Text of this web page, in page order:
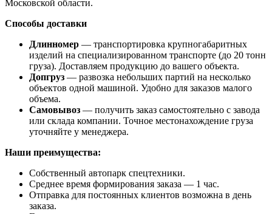
Московской области.
Способы доставки
Длинномер — транспортировка крупногабаритных
изделий на специализированном транспорте (до 20 тонн
груза). Доставляем продукцию до вашего объекта.
Допгруз — развозка небольших партий на несколько
объектов одной машиной. Удобно для заказов малого
объема.
Самовывоз — получить заказ самостоятельно с завода
или склада компании. Точное местонахождение груза
уточняйте у менеджера.
Наши преимущества:
Собственный автопарк спецтехники.
Среднее время формирования заказа — 1 час.
Отправка для постоянных клиентов возможна в день
заказа.